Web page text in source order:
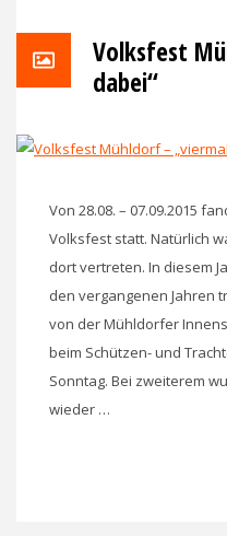
Volksfest
dabei“
Von 28.08. – 07.09.2015
Volksfest statt. Natürlich
dort vertreten. In diesem
den vergangenen Jahren
von der Mühldorfer
beim Schützen- und
Sonntag. Bei zweiterem
wieder …